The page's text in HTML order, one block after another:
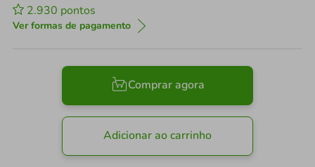
2.930 pontos
Ver formas de pagamento
Comprar agora
Adicionar ao carrinho